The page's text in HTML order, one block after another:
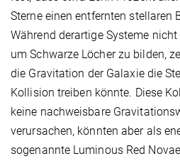
Sterne einen entfernten stellaren
Während derartige Systeme
um Schwarze Löcher zu bilden,
die Gravitation der Galaxie die
Kollision treiben könnte. Diese
keine nachweisbare
verursachen, könnten aber als
sogenannte Luminous Red